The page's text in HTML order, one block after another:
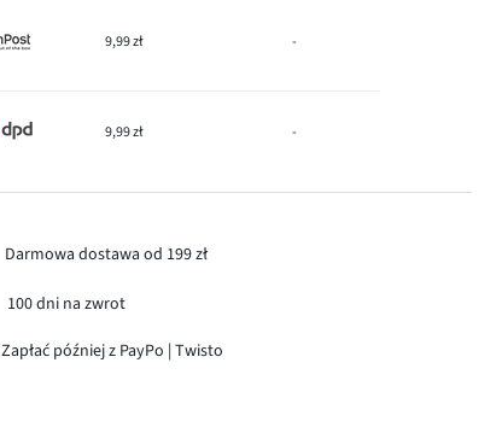
9,99 zł -
9,99 zł -
Darmowa dostawa od 199 zł
100 dni na zwrot
Zapłać później z PayPo | Twisto